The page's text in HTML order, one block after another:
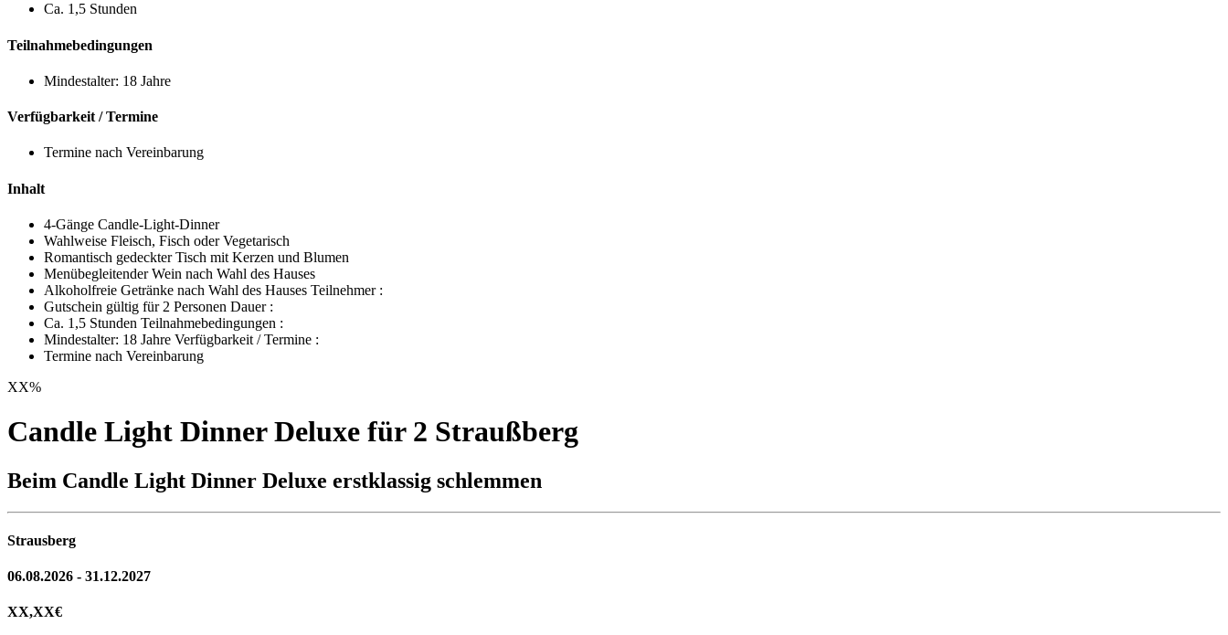
Ca. 1,5 Stunden
Teilnahmebedingungen
Mindestalter: 18 Jahre
Verfügbarkeit / Termine
Termine nach Vereinbarung
Inhalt
4-Gänge Candle-Light-Dinner
Wahlweise Fleisch, Fisch oder Vegetarisch
Romantisch gedeckter Tisch mit Kerzen und Blumen
Menübegleitender Wein nach Wahl des Hauses
Alkoholfreie Getränke nach Wahl des Hauses Teilnehmer :
Gutschein gültig für 2 Personen Dauer :
Ca. 1,5 Stunden Teilnahmebedingungen :
Mindestalter: 18 Jahre Verfügbarkeit / Termine :
Termine nach Vereinbarung
XX%
Candle Light Dinner Deluxe für 2 Straußberg
Beim Candle Light Dinner Deluxe erstklassig schlemmen
Strausberg
06.08.2026 - 31.12.2027
XX,XX€